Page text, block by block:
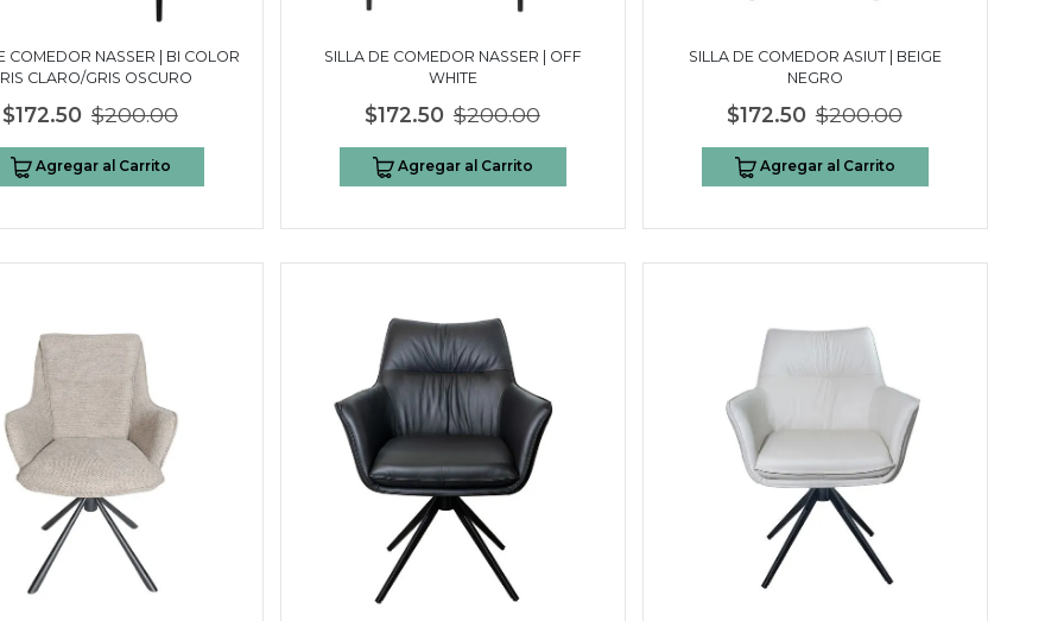
COMEDOR NASSER | BI COLOR
CLARO/GRIS OSCURO
$172.50 $200.00
Agregar al Carrito
SILLA DE COMEDOR NASSER | OFF
WHITE
$172.50 $200.00
Agregar al Carrito
SILLA DE COMEDOR ASIUT | BEIGE
NEGRO
$172.50 $200.00
Agregar al Carrito